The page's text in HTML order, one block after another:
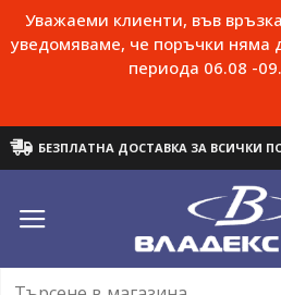
Уважаеми клиенти, във
уведомяваме, че поръчки няма
периода 06.08 -
БЕЗПЛАТНА ДОСТАВКА ЗА ВСИЧКИ